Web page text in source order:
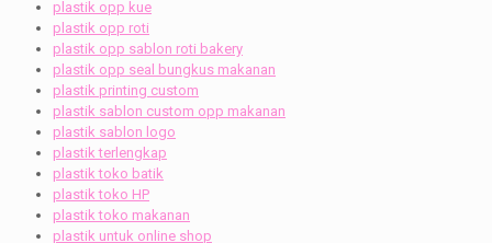
plastik opp kue
plastik opp roti
plastik opp sablon roti bakery
plastik opp seal bungkus makanan
plastik printing custom
plastik sablon custom opp makanan
plastik sablon logo
plastik terlengkap
plastik toko batik
plastik toko HP
plastik toko makanan
plastik untuk online shop